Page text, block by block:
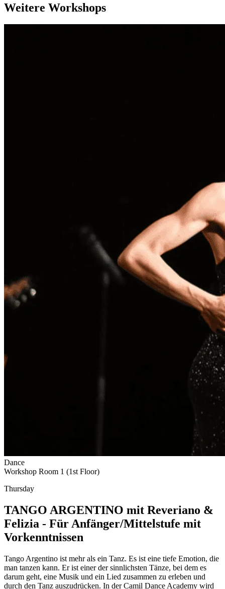
Weitere Workshops
Dance
Workshop Room 1 (1st Floor)
Thursday
TANGO ARGENTINO mit Reveriano &
Felizia - Für Anfänger/Mittelstufe mit
Vorkenntnissen
Tango Argentino ist mehr als ein Tanz. Es ist eine tiefe Emotion, die
man tanzen kann. Er ist einer der sinnlichsten Tänze, bei dem es
darum geht, eine Musik und ein Lied zusammen zu erleben und
durch den Tanz auszudrücken. In der Camil Dance Academy wird